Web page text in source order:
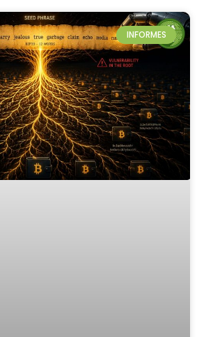
INFORMES